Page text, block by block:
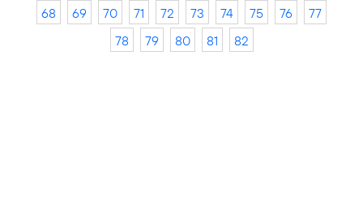
68
69 70 71 72 73 74 75 76
77
78
79 80 81 82